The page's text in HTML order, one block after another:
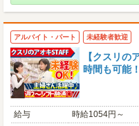
アルバイト・パート 未経験者歓迎
【クスリ
時間も可能
給与
時給1054円～